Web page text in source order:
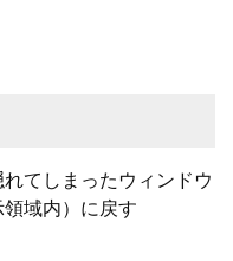
てしまったウィンドウ
域内）に戻す